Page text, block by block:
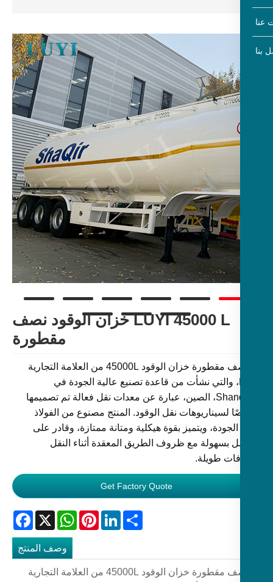
LUYI 45000 L خزان الوقود نصف
مقطورة
إن نصف مقطورة خزان الوقود 45000L من العلامة التجارية
LUYI، والتي نشأت من قاعدة تصنيع عالية الجودة في
Shandong، الصين، عبارة عن معدات نقل فعالة تم تصميمها
لسيناريوهات نقل الوقود. المنتج مصنوع من الفولاذ
ويتميز بقوة هيكلية ومتانة ممتازة، وقادر على
بسهولة مع ظروف الطريق المعقدة أثناء النقل
طويلة.
Get Factory Quote
Facebook X
WhatsAppPinterestLinkedIn
وصف المنتج
إن نصف مقطورة خزان الوقود 45000L من العلامة التجارية